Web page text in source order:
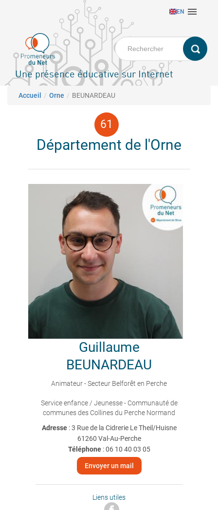
principal
EN 
Une présence éducative sur Internet
Fil d'Ariane
Accueil Orne BEUNARDEAU
Département de l'Orne
Guillaume
BEUNARDEAU
Animateur - Secteur Belforêt en Perche
Service enfance / Jeunesse - Communauté de
communes des Collines du Perche Normand
Adresse : 3 Rue de la Cidrerie Le Theil/Huisne
61260 Val-Au-Perche
Téléphone:06 10 40 03 05
Envoyer un mail
Liens utiles